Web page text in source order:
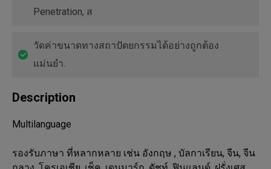
Penetration, ส
วัดค่าขนาดทางสถาปัตยกรรมได้อย่างถูกต้อง
แม่นยำ.
Description
Multilanguage
รองรับภาษา ที่หลากหลาย เช่น อังกฤษ , บัลกาเรียน, จีน, จีน